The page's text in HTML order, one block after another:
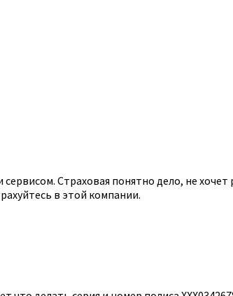
Страховая понятно дело, не хочет
в этой компании.